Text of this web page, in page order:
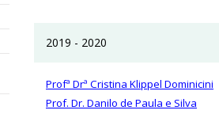
2019 - 2020
Profª Drª Cristina Klippel Dominicini
Prof. Dr. Danilo de Paula e Silva